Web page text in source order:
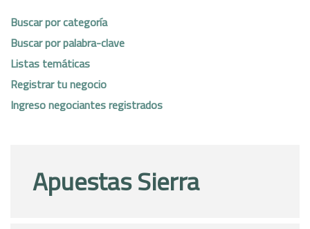
Buscar por categoría
Buscar por palabra-clave
Listas temáticas
Registrar tu negocio
Ingreso negociantes registrados
Apuestas Sierra